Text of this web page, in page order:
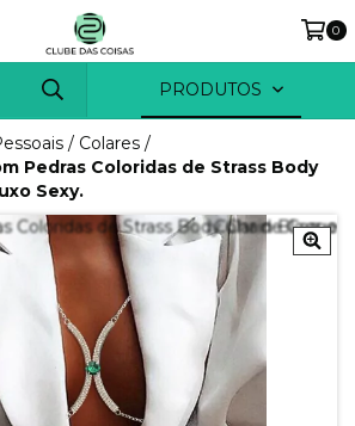
0
PRODUTOS
/ Colares /
Pedras Coloridas de Strass Body
Sexy.